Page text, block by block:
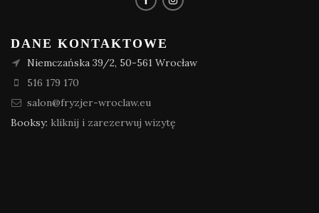
DANE KONTAKTOWE
Niemczańska 39/2, 50-561 Wrocław
516 179 170
salon@fryzjer-wroclaw.eu
Booksy: kliknij i zarezerwuj wizytę